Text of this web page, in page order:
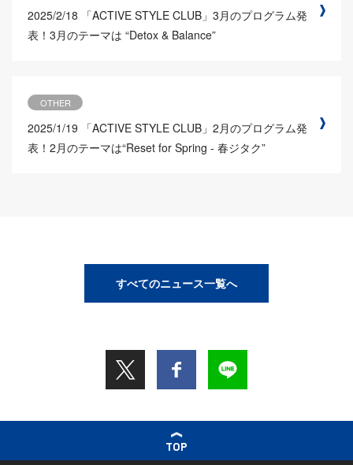
2025/2/18
「ACTIVE STYLE CLUB」3月のプログラム発
表！3月のテーマは “Detox & Balance”
OTHER
2025/1/19
「ACTIVE STYLE CLUB」2月のプログラム発
表！2月のテーマは“Reset for Spring - 春ジタク”
すべてのニュース一覧へ
TOP